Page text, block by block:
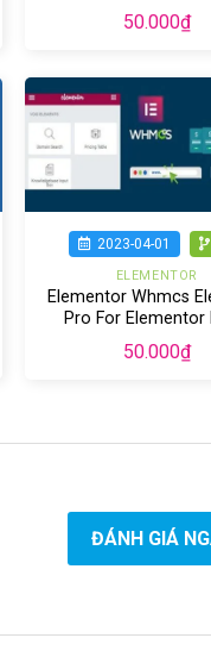
50.000₫
2023-04-01
ELEMENTOR
Elementor Whmcs
Pro For Elementor
Builder
50.000₫
ĐÁNH GIÁ